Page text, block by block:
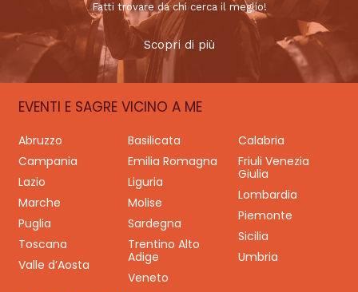
Fatti trovare da chi cerca il meglio!
Scopri di più
EVENTI E SAGRE VICINO A ME
Abruzzo Basilicata
Calabria
Campania
Emilia Romagna
Friuli Venezia
Giulia
Lazio
Liguria
Lombardia
Marche
Molise
Piemonte
Puglia
Sardegna
Sicilia
Toscana
Trentino Alto
Adige
Umbria
Valle d’Aosta
Veneto